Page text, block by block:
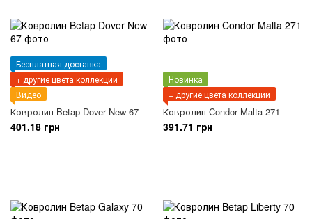
Бесплатная доставка
+ другие цвета коллекции
Видео
Ковролин Betap Dover New 67
401.18 грн
Новинка
+ другие цвета коллекции
Ковролин Condor Malta 271
391.71 грн